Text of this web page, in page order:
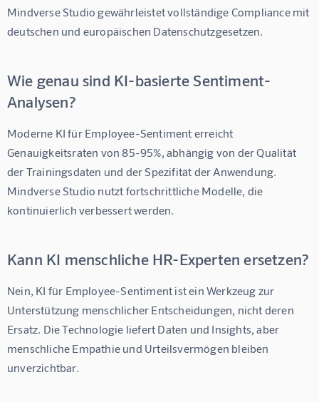
Mindverse Studio gewährleistet vollständige Compliance mit
deutschen und europäischen Datenschutzgesetzen.
Wie genau sind KI-basierte Sentiment-
Analysen?
Moderne KI für Employee-Sentiment erreicht
Genauigkeitsraten von 85-95%, abhängig von der Qualität
der Trainingsdaten und der Spezifität der Anwendung.
Mindverse Studio nutzt fortschrittliche Modelle, die
kontinuierlich verbessert werden.
Kann KI menschliche HR-Experten ersetzen?
Nein, KI für Employee-Sentiment ist ein Werkzeug zur
Unterstützung menschlicher Entscheidungen, nicht deren
Ersatz. Die Technologie liefert Daten und Insights, aber
menschliche Empathie und Urteilsvermögen bleiben
unverzichtbar.